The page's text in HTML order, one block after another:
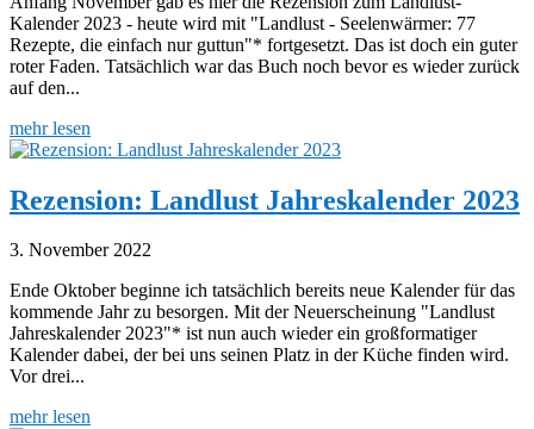
Kalender 2023 - heute wird mit "Landlust - Seelenwärmer: 77
Rezepte, die einfach nur guttun"* fortgesetzt. Das ist doch ein guter
roter Faden. Tatsächlich war das Buch noch bevor es wieder zurück
auf den...
mehr lesen
Rezension: Landlust Jahreskalender 2023
3. November 2022
Ende Oktober beginne ich tatsächlich bereits neue Kalender für das
kommende Jahr zu besorgen. Mit der Neuerscheinung "Landlust
Jahreskalender 2023"* ist nun auch wieder ein großformatiger
Kalender dabei, der bei uns seinen Platz in der Küche finden wird.
Vor drei...
mehr lesen